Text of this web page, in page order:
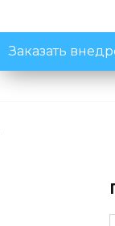
Заказать